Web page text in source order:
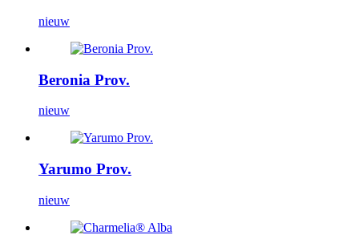
nieuw
Beronia Prov.
nieuw
Yarumo Prov.
nieuw